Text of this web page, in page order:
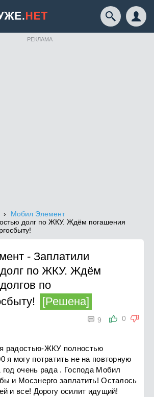
РЕКЛАМА
Мобил Элемент
долг по ЖКУ. Ждём погашения
- Заплатили
по ЖКУ. Ждём
по
[Решена]
0
 9
радостью-ЖКУ полностью
я могу потратить не на повторную
очень рада . Господа Мобил
и Мосэнерго заплатить! Осталось
и все! Дорогу осилит идущий!